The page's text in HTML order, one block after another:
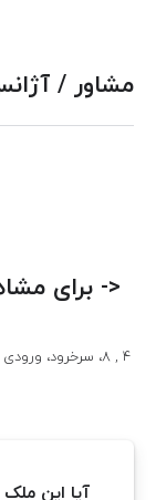
مشاور /
<- برای
4 , 8، سرخرود، ورودی درویش آباد، مشاورین املاک جهان، مشاور املاک جهان
آیا این ملک